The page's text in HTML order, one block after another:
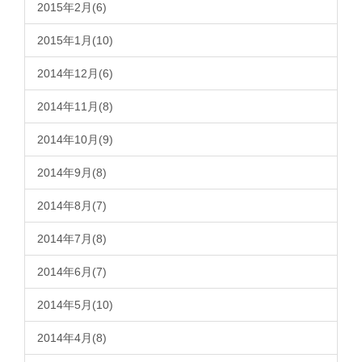
2015年2月(6)
2015年1月(10)
2014年12月(6)
2014年11月(8)
2014年10月(9)
2014年9月(8)
2014年8月(7)
2014年7月(8)
2014年6月(7)
2014年5月(10)
2014年4月(8)